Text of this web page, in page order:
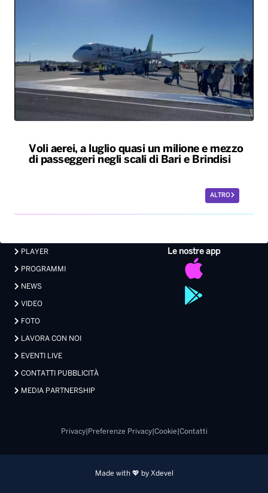
Voli aerei, a luglio quasi un milione e mezzo
di passeggeri negli scali di Bari e Brindisi
ALTRO
Le nostre app
PLAYER
PROGRAMMI
NEWS
VIDEO
FOTO
LAVORA CON NOI
EVENTI LIVE
CONTATTI PUBBLICITÀ
MEDIA PARTNERSHIP
Privacy| Preferenze Privacy| Cookie Contatti
Made with 💖 by Xdevel